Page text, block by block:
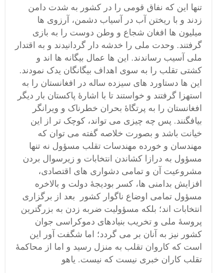
تنها این که نفاق قومی را در کشور به شدت دامن
زدند و با ریختن آب در آسیاب دشمن، آرزوی ها
میلیون ها افغان شجاع و وطن دوست را به بازی
گرفتند. وحدت ملی را خدشه دار گردانیدند و به اقتدار
ملی آسیب رساندند. این ها عمال بیگانه ها اند و
کشتی تقلب را به سوی اهداف بیگانگان یدک نمودند.
این ها دستاورد های سیزده ساله در افغانستان را به
استهزا گرفتند و خواستند تا با اشارۀ پاکستان بار دیگر
افغانستان را به پرتگاۀ بحران خطرناک و ویرانگر
بیافگنند. پس چه چیزی می تواند، کوچک تر از این
خیانت باشد و بصورت خلاصه گفته می توان که
مهندسان و خورده مهندسات تقلب مسؤول نه تنها
مسؤول به درازا کشاندن انتخابات و زیرسوال بردن
مشروعیت آن و تمامی دشواری های اقتصادی،
افزایش بدامنی ها، کسر بودیجۀ دولت و بالاخره
مسؤول تمامی اوضاع ناگوار کشور بعد از برگزاری
انتخابات اند؛ بلکه مسؤولیت ضربه زدن به بزرگترین
پروسۀ ملی و تخریب بنیادهای دموکراسی جوان
کشور نیز به آنان بر می گردد؛ اما شگفت آور این
است که کاروان تقلب به منزل رسید و اما از محاکمۀ
تقلب کاران خبری نیست که نیست. یاهو